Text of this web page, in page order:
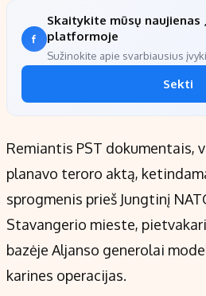
Skaitykite mūsų naujienas
platformoje
Sužinokite apie svarbiausius
Sekti
Remiantis PST dokumentais,
planavo teroro aktą,
sprogmenis prieš Jungtinį
Stavangerio mieste,
bazėje Aljanso generolai
karines operacijas.